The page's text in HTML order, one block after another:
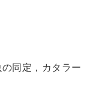
同定，カタラー